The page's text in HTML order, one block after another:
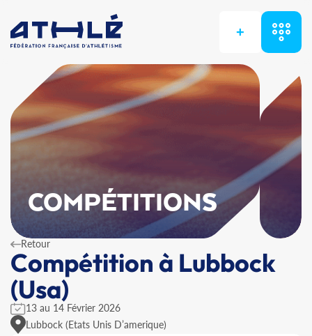
+
COMPÉTITIONS
Retour
Compétition à Lubbock
(Usa)
13 au 14 Février 2026
Lubbock (Etats Unis D’amerique)